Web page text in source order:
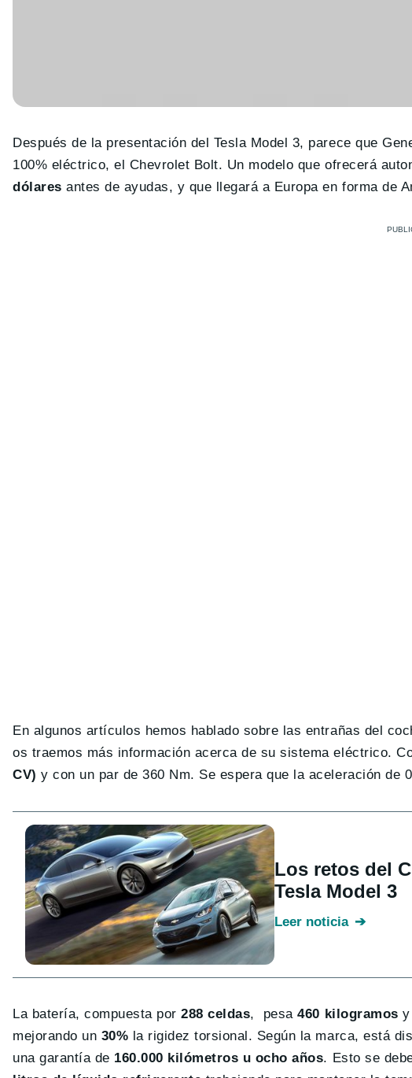
Después de la presentación del Tesla Model 3, parece que
100% eléctrico, el Chevrolet Bolt. Un modelo que ofrecerá
dólares antes de ayudas, y que llegará a Europa en forma de
En algunos artículos hemos hablado sobre las entrañas del
os traemos más información acerca de su sistema eléctrico.
CV) y con un par de 360 Nm. Se espera que la aceleración de 0
Los retos del
Tesla Model 3
Leer noticia
La batería, compuesta por288 celdas, pesa460 kilogramos
mejorando un 30% la rigidez torsional. Según la marca, está
una garantía de 160.000 kilómetros u ocho años. Esto se